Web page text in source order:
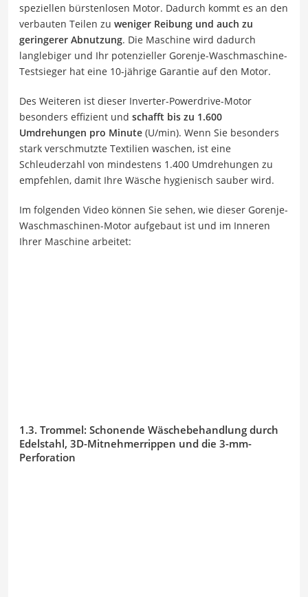
speziellen bürstenlosen Motor. Dadurch kommt es an den
verbauten Teilen zu weniger Reibung und auch zu
geringerer Abnutzung. Die Maschine wird dadurch
langlebiger und Ihr potenzieller Gorenje-Waschmaschine-
Testsieger hat eine 10-jährige Garantie auf den Motor.
Des Weiteren ist dieser Inverter-Powerdrive-Motor
besonders effizient und schafft bis zu 1.600
Umdrehungen pro Minute (U/min). Wenn Sie besonders
stark verschmutzte Textilien waschen, ist eine
Schleuderzahl von mindestens 1.400 Umdrehungen zu
empfehlen, damit Ihre Wäsche hygienisch sauber wird.
Im folgenden Video können Sie sehen, wie dieser Gorenje-
Waschmaschinen-Motor aufgebaut ist und im Inneren
Ihrer Maschine arbeitet:
1.3. Trommel: Schonende Wäschebehandlung durch
Edelstahl, 3D-Mitnehmerrippen und die 3-mm-
Perforation